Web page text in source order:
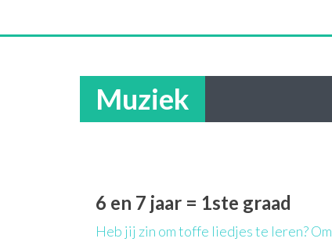
Muziek
6 en 7 jaar = 1ste graad
Heb jij zin om toffe liedjes te leren?